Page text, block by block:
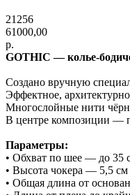
21256
61000,00
р.
GOTHIC — колье-
Создано вручную
Эффектное,
Многослойные нити
В центре композиции —
Параметры:
• Обхват по шее — до 35
• Высота чокера — 5,5 см
• Общая длина от